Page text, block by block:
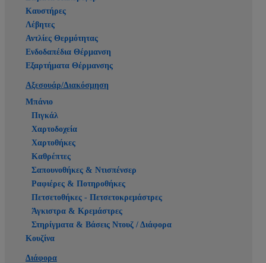
Καυστήρες
Λέβητες
Αντλίες Θερμότητας
Ενδοδαπέδια Θέρμανση
Εξαρτήματα Θέρμανσης
Αξεσουάρ/Διακόσμηση
Μπάνιο
Πιγκάλ
Χαρτοδοχεία
Χαρτοθήκες
Καθρέπτες
Σαπουνοθήκες & Ντισπένσερ
Ραφιέρες & Ποτηροθήκες
Πετσετοθήκες - Πετσετοκρεμάστρες
Άγκιστρα & Κρεμάστρες
Στηρίγματα & Βάσεις Ντουζ / Διάφορα
Κουζίνα
Διάφορα